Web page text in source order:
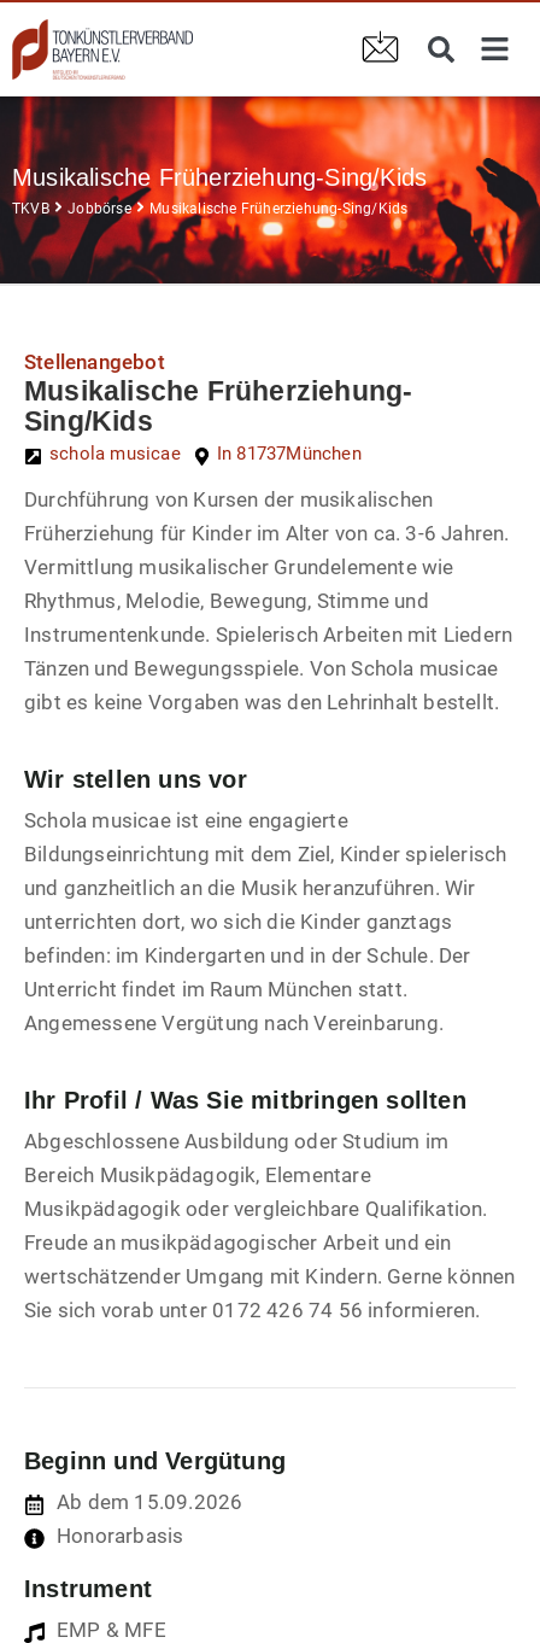
Musikalische Früherziehung-Sing/Kids
TKVB Jobbörse Musikalische Früherziehung-Sing/Kids
Stellenangebot
Musikalische Früherziehung-
Sing/Kids
schola musicae In 81737München
Durchführung von Kursen der musikalischen
Früherziehung für Kinder im Alter von ca. 3-6 Jahren.
Vermittlung musikalischer Grundelemente wie
Rhythmus, Melodie, Bewegung, Stimme und
Instrumentenkunde. Spielerisch Arbeiten mit Liedern
Tänzen und Bewegungsspiele. Von Schola musicae
gibt es keine Vorgaben was den Lehrinhalt bestellt.
Wir stellen uns vor
Schola musicae ist eine engagierte
Bildungseinrichtung mit dem Ziel, Kinder spielerisch
und ganzheitlich an die Musik heranzuführen. Wir
unterrichten dort, wo sich die Kinder ganztags
befinden: im Kindergarten und in der Schule. Der
Unterricht findet im Raum München statt.
Angemessene Vergütung nach Vereinbarung.
Ihr Profil / Was Sie mitbringen sollten
Abgeschlossene Ausbildung oder Studium im
Bereich Musikpädagogik, Elementare
Musikpädagogik oder vergleichbare Qualifikation.
Freude an musikpädagogischer Arbeit und ein
wertschätzender Umgang mit Kindern. Gerne können
Sie sich vorab unter 0172 426 74 56 informieren.
Beginn und Vergütung
Ab dem 15.09.2026
Honorarbasis
Instrument
EMP & MFE